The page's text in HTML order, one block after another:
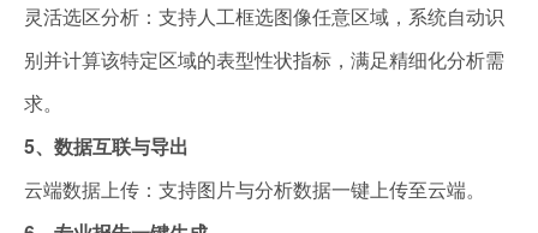
灵活选区分析：支持人工框选图像任意区域，系统自动识
别并计算该特定区域的表型性状指标，满足精细化分析需
求。
5、 数据互联与导出
云端数据上传：支持图片与分析数据一键上传至云端。